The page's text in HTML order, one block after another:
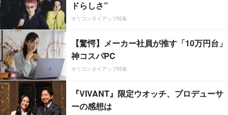
ドらしさ”
オリコンタイアップ特集
【驚愕】メーカー社員が推す「10万円台」
神コスパPC
オリコンタイアップ特集
『VIVANT』限定ウオッチ、プロデューサ
ーの感想は